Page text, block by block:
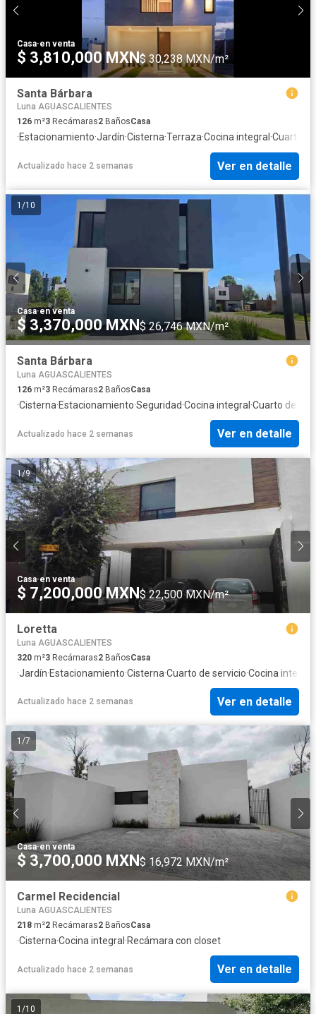
Casa·en venta
$ 3,810,000 MXN$ 30,238 MXN/m²
Santa Bárbara
Luna AGUASCALIENTES
126 m²3 Recámaras2 BañosCasa
·Estacionamiento·Jardín·Cisterna·Terraza·Cocina integral ·Cuarto
Actualizado hace 2 semanas Ver en detalle
1 /10
Casa·en venta
$ 3,370,000 MXN$ 26,746 MXN/m²
Santa Bárbara
Luna AGUASCALIENTES
126 m²3 Recámaras2 BañosCasa
·Cisterna·Estacionamiento·Seguridad·Cocina integral ·Cuarto de
Actualizado hace 2 semanas Ver en detalle
1/9
Casa·en venta
$ 7,200,000 MXN$ 22,500 MXN/m²
Loretta
Luna AGUASCALIENTES
320 m²3 Recámaras2 BañosCasa
·Jardín·Estacionamiento·Cisterna·Cuarto de servicio·Cocina integral
Actualizado hace 2 semanas Ver en detalle
1 /7
Casa·en venta
$ 3,700,000 MXN$ 16,972 MXN/m²
Carmel Recidencial
Luna AGUASCALIENTES
218 m²2 Recámaras2 BañosCasa
·Cisterna·Cocina integral ·Recámara con closet
Actualizado hace 2 semanas Ver en detalle
1 /10